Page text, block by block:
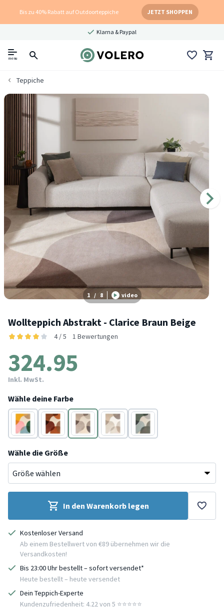
Bis zu 40% Rabatt auf Outdoorteppiche JETZT SHOPPEN
Klarna & Paypal
menu
Teppiche
1 / 8 video
Wollteppich Abstrakt - Clarice Braun Beige
4 / 5 1 Bewertungen
324.95
Inkl. MwSt.
Wähle deine Farbe
Bunt TerracottaBraun Creme
Mint
Wähle die Größe
In den Warenkorb legen
Kostenloser Versand
Ab einem Bestellwert von €89 übernehmen wir die
Versandkosten!
Bis 23:00 Uhr bestellt – sofort versendet*
Heute bestellt – heute versendet
Dein Teppich-Experte
Kundenzufriedenheit: 4.22 von 5 ⭐️⭐️⭐️⭐️⭐️